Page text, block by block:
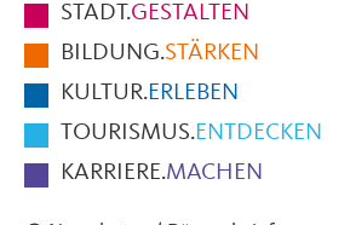
der
Seite
STADT.GESTALTEN
BILDUNG.STÄRKEN
KULTUR.ERLEBEN
TOURISMUS.ENTDECKEN
KARRIERE.MACHEN